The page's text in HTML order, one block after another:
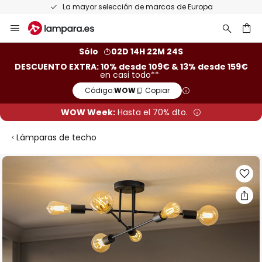
La mayor selección de marcas de Europa
al
Sólo
02D 14H 22M 24S
DESCUENTO EXTRA: 10% desde 109€ & 13% desde 159€
en casi todo**
Código:WOW Copiar
WOW Week: Hasta el 70% dto.
Lámparas de techo
Saltar
la
galería
de